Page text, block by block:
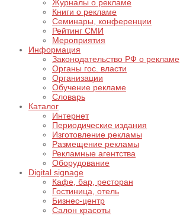
Журналы о рекламе
Книги о рекламе
Семинары, конференции
Рейтинг СМИ
Мероприятия
Информация
Законодательство РФ о рекламе
Органы гос. власти
Организации
Обучение рекламе
Словарь
Каталог
Интернет
Периодические издания
Изготовление рекламы
Размещение рекламы
Рекламные агентства
Оборудование
Digital signage
Кафе, бар, ресторан
Гостиница, отель
Бизнес-центр
Салон красоты